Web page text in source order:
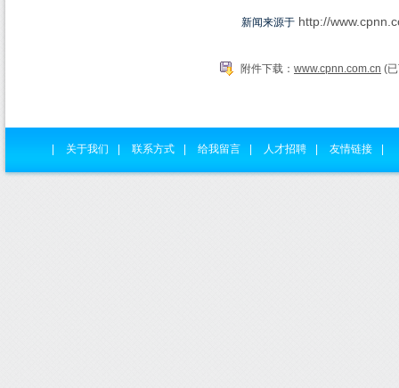
新闻来源于 http://
附件下载： www.cpnn.com.cn (
关于我们 联系方式 给我留言 人才招聘 友情链接